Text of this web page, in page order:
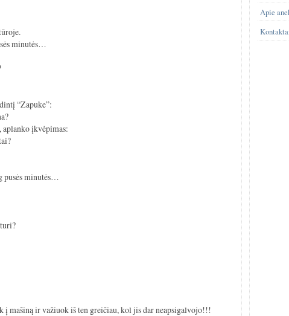
minutės…
“Zapuke”:
įkvėpimas:
pusės minutės…
į mašiną ir važiuok iš ten greičiau, kol jis dar neapsigalvojo!!!
Apie